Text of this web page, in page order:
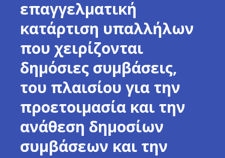
επαγγελματική
κατάρτιση υπαλλήλων
που χειρίζονται
δημόσιες συμβάσεις,
του πλαισίου για την
προετοιμασία και την
ανάθεση δημοσίων
συμβάσεων και την